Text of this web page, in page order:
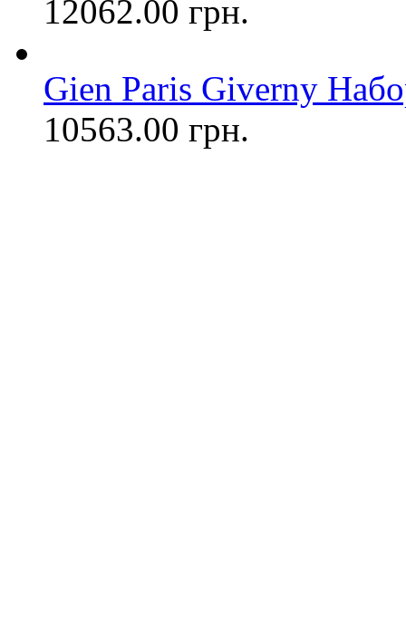
12062.00 грн.
Gien Paris Giverny
10563.00 грн.